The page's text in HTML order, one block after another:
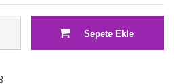
Sepete Ekle